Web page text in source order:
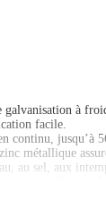
galvanisation à
facile.
continu, jusqu’à
métallique
au sel, aux
métalliques,
soudure par
métalliques.